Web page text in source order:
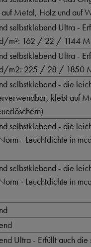
Metal, Holz und auf
selbstklebend Ultra -
m²: 162 / 22 / 1144
selbstklebend Ultra -
m2: 225 / 28 / 1850
selbstklebend - die
klebt auf
selbstklebend - die
- Leuchtdichte in
selbstklebend - die
- Leuchtdichte in
Ultra - Erfüllt auch